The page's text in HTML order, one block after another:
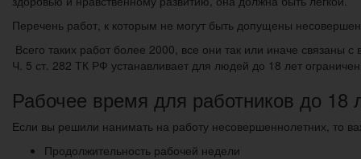
Перечень работ, к которым не могут быть допущены
Всего таких работ более 2000, все они так или иначе связаны
Ч. 5 ст. 282 ТК РФ устанавливает для людей до 18 лет
Рабочее время для работников до 18
Если вы решили нанимать на работу несовершеннолетних, то
Продолжительность рабочей недели